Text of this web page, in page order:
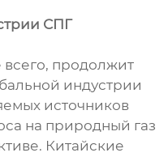
СПГ
продолжит
индустрии
источников
на природный газ
Китайские